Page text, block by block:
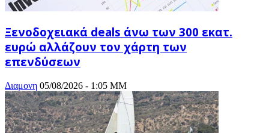
Ξενοδοχειακά deals άνω των 300 εκατ.
ευρώ αλλάζουν τον χάρτη των
επενδύσεων
Διαμονη 05/08/2026 - 1:05 ΜΜ